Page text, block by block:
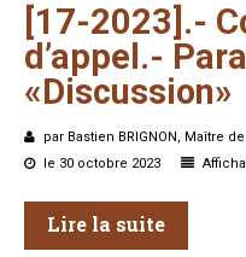
[17-2023].-
d’appel.-
«Discussion»
par Bastien BRIGNON, Maître
le 30 octobre 2023
Lire la suite